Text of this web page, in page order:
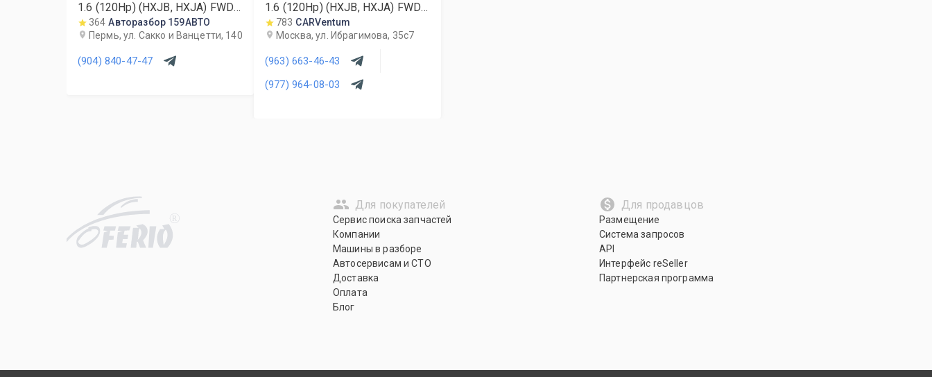
1.6 (120Hp) (HXJB, HXJA) FWD
MT364 Авторазбор 159АВТО
Пермь, ул. Сакко и Ванцетти, 140
(904) 840-47-47
1.6 (120Hp) (HXJB, HXJA) FWD
MT783 CARVentum
Москва, ул. Ибрагимова, 35с7
(963) 663-46-43
(977) 964-08-03
R
Для покупателей
Сервис поиска запчастей
Компании
Машины в разборе
Автосервисам и СТО
Доставка
Оплата
Блог
Для продавцов
Размещение
Система запросов
API
Интерфейс reSeller
Партнерская программа